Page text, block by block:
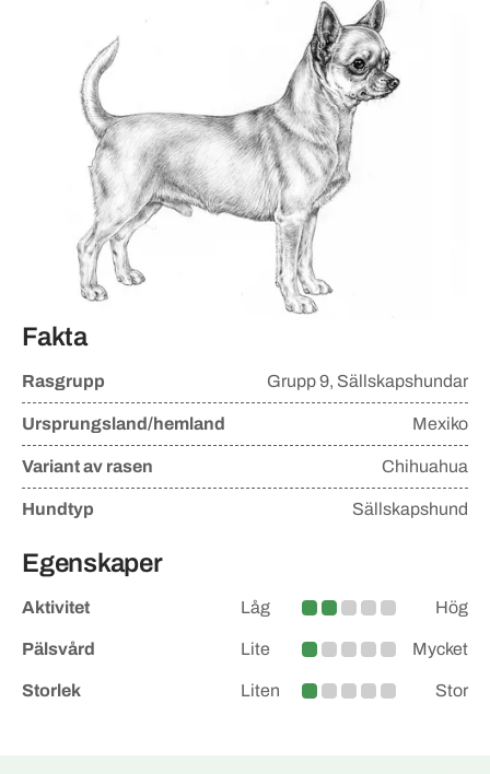
Fakta
Rasgrupp Grupp9, Sällskapshundar
Ursprungsland/hemland Mexiko
Variant av rasen Chihuahua
Hundtyp Sällskapshund
Egenskaper
Aktivitet Låg
Lite större
Hög
Pälsvård Lite
Lite
Mycket
Storlek Liten
Lite
Stor